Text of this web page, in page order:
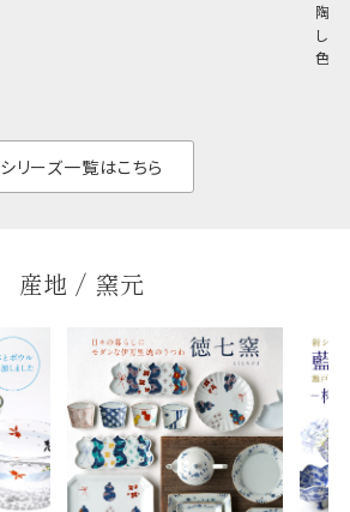
陶器
しい
色の
シリーズ一覧はこちら
産地 / 窯元